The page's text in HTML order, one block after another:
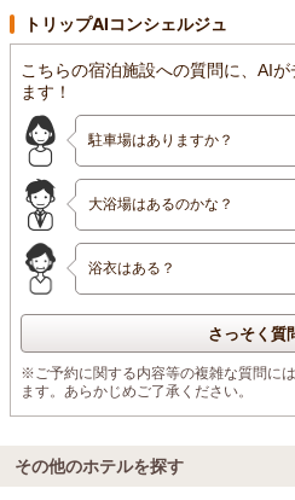
トリップAIコンシェルジュ
こちらの宿泊施設への質問に、AI
ます！
駐車場はありますか？
大浴場はあるのかな？
浴衣はある？
さっそく質
※ご予約に関する内容等の複雑な質問に
ます。あらかじめご了承ください。
その他のホテルを探す